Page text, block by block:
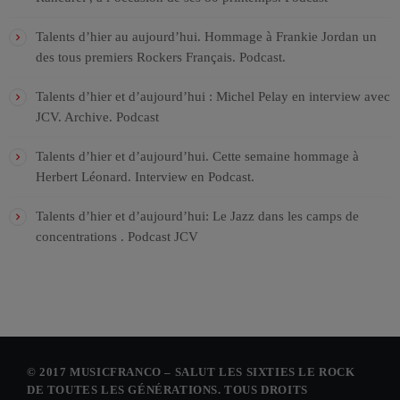
Talents d’hier au aujourd’hui. Hommage à Frankie Jordan un
des tous premiers Rockers Français. Podcast.
Talents d’hier et d’aujourd’hui : Michel Pelay en interview avec
JCV. Archive. Podcast
Talents d’hier et d’aujourd’hui. Cette semaine hommage à
Herbert Léonard. Interview en Podcast.
Talents d’hier et d’aujourd’hui: Le Jazz dans les camps de
concentrations . Podcast JCV
© 2017 MUSICFRANCO – SALUT LES SIXTIES LE ROCK
DE TOUTES LES GÉNÉRATIONS. TOUS DROITS